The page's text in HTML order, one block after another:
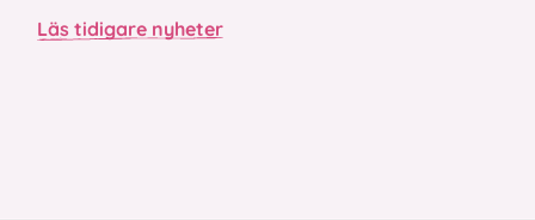
Läs tidigare nyheter